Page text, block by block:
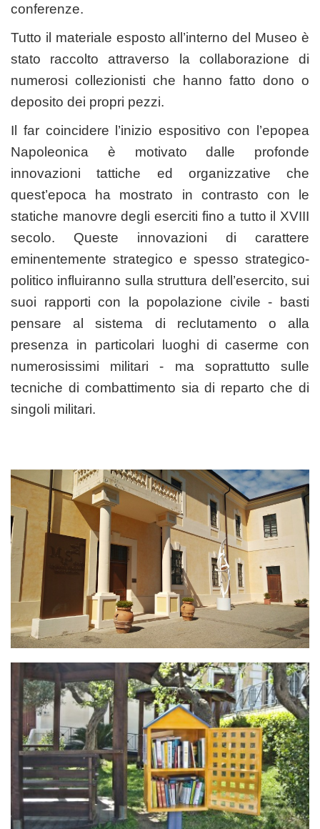
conferenze.
Tutto il materiale esposto all’interno del Museo è
stato raccolto attraverso la collaborazione di
numerosi collezionisti che hanno fatto dono o
deposito dei propri pezzi.
Il far coincidere l’inizio espositivo con l’epopea
Napoleonica è motivato dalle profonde
innovazioni tattiche ed organizzative che
quest’epoca ha mostrato in contrasto con le
statiche manovre degli eserciti fino a tutto il XVIII
secolo. Queste innovazioni di carattere
eminentemente strategico e spesso strategico-
politico influiranno sulla struttura dell’esercito, sui
suoi rapporti con la popolazione civile - basti
pensare al sistema di reclutamento o alla
presenza in particolari luoghi di caserme con
numerosissimi militari - ma soprattutto sulle
tecniche di combattimento sia di reparto che di
singoli militari.